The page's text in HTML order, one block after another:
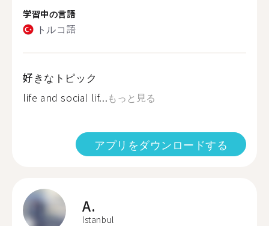
学習中の言語
トルコ語
好きなトピック
life and social lif...もっと見る
アプリをダウンロードする
A.
Istanbul